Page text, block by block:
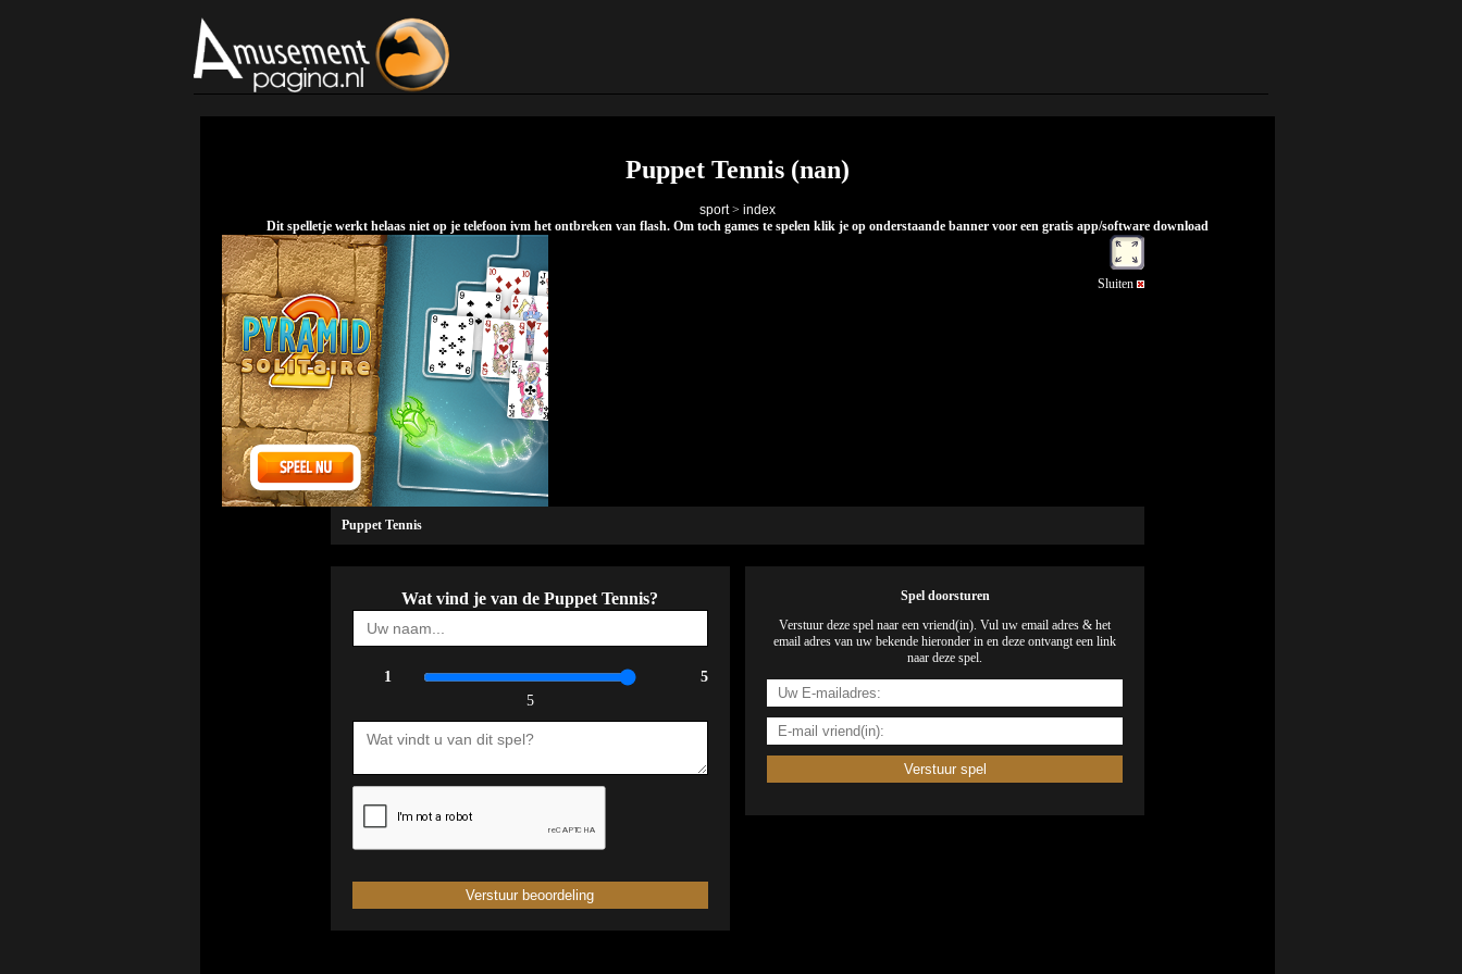
Puppet Tennis (nan)
sport> index
Dit spelletje werkt helaas niet op je telefoon ivm het ontbreken van flash. Om toch games te spelen klik je op onderstaande banner voor een gratis app/software download
Sluiten
Puppet Tennis
Wat vind je van de Puppet Tennis?
1
5
5
Spel doorsturen
Verstuur deze spel naar een vriend(in). Vul uw email adres & het
email adres van uw bekende hieronder in en deze ontvangt een link
naar deze spel.